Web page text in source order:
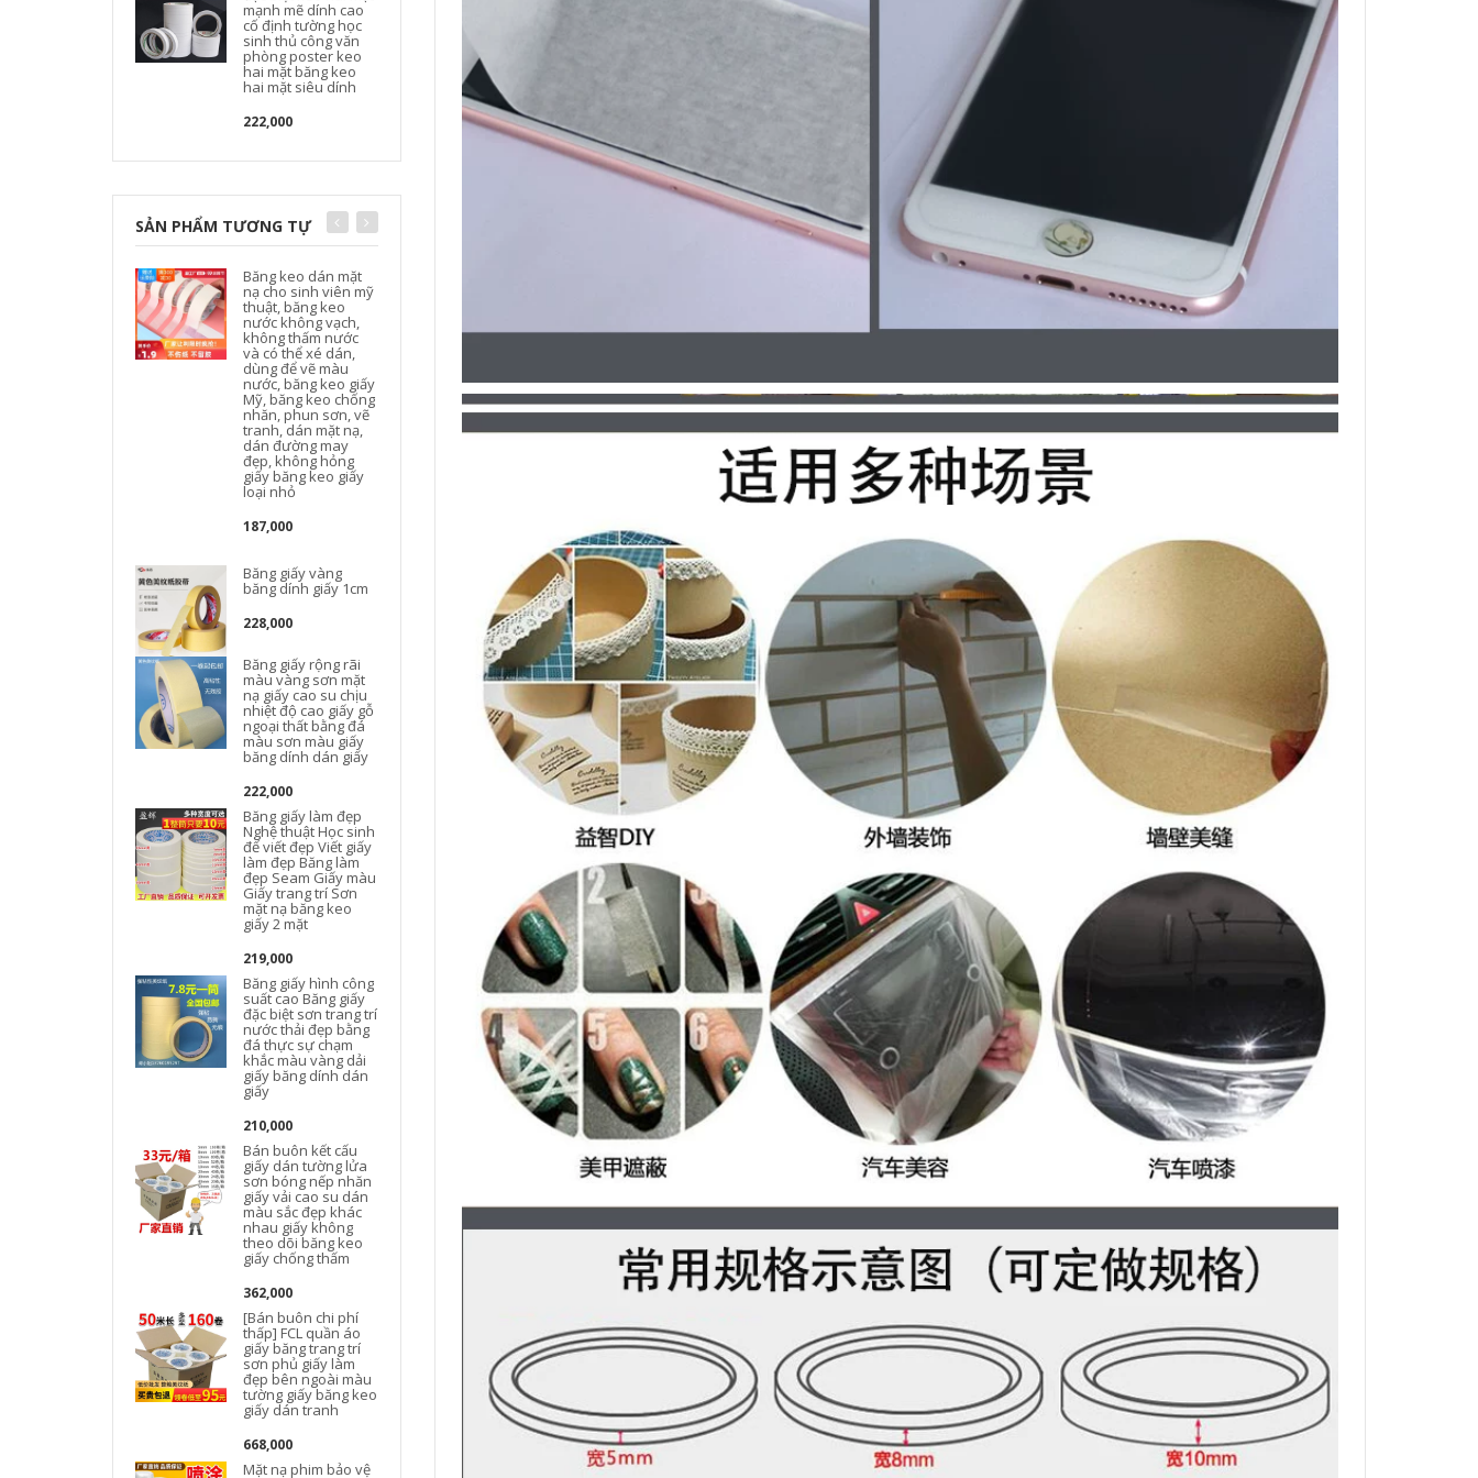
mạnh mẽ dính cao
cố định tường học
sinh thủ công văn
phòng poster keo
hai mặt băng keo
hai mặt siêu dính
222,000
viết được chữ
289,000
nhau giấy làm đẹp
30 mét băng dính
SẢN PHẨM TƯƠNG TỰ
Băng keo dán mặt
nạ cho sinh viên mỹ
thuật, băng keo
nước không vạch,
không thấm nước
và có thể xé dán,
dùng để vẽ màu
nước, băng keo giấy
Mỹ, băng keo chống
nhăn, phun sơn, vẽ
tranh, dán mặt nạ,
dán đường may
đẹp, không hỏng
giấy băng keo giấy
loại nhỏ
187,000
Băng giấy vàng
băng dính giấy 1cm
228,000
Băng giấy rộng rãi
màu vàng sơn mặt
nạ giấy cao su chịu
nhiệt độ cao giấy gỗ
ngoại thất bằng đá
màu sơn màu giấy
băng dính dán giấy
222,000
Băng giấy làm đẹp
Nghệ thuật Học sinh
để viết đẹp Viết giấy
làm đẹp Băng làm
đẹp Seam Giấy màu
Giấy trang trí Sơn
mặt nạ băng keo
giấy 2 mặt
219,000
Băng giấy hình công
suất cao Băng giấy
đặc biệt sơn trang trí
nước thải đẹp bằng
đá thực sự chạm
khắc màu vàng dải
giấy băng dính dán
giấy
210,000
Bán buôn kết cấu
giấy dán tường lửa
sơn bóng nếp nhăn
giấy vải cao su dán
màu sắc đẹp khác
nhau giấy không
theo dõi băng keo
giấy chống thấm
362,000
[Bán buôn chi phí
thấp] FCL quần áo
giấy băng trang trí
sơn phủ giấy làm
đẹp bên ngoài màu
tường giấy băng keo
giấy dán tranh
668,000
Mặt nạ phim bảo vệ
Trang trí Sơn Mặt nạ
215,000
Làm đẹp Seam Giấy
Trang trí Sơn Mặt nạ
Điểm Giấy màu
băng dính giấy
215,000
Beauty Paper Băng
Sơn Sơn mạch PCB
Đặc biệt Nhiệt độ
cao Đỏ Băng giấy
composite băng keo
giấy dán veneer
199,000
Băng keo màu vàng
dính cao Giấy sơn
xe sơn mặt nạ đẹp
May nhiệt độ cao
Trint sơn màu giấy
băng dính giấy cuộn
Nhật Bản nhập khẩu
và giấy kết cấu băng
giấy có độ nhớt cao
nhiệt độ bóng đẹp
may không có giấy
vàng còn sót lại
băng keo giấy màu
197,000
Ying Hui màu xanh
lá cây và giấy làm
đẹp giấy cuốn đầy
màu sắc Xem giấy
trang trí xe phun
sơn nghệ thuật
bang dinh giay
201,000
Băng giấy màu đen
kết cấu Seam Vẻ
đẹp với màu sắc và
băng giấy trang trí
sơn mặt nạ màu
vàng chia giấy 50
bằng tay xé băng
50 mét băng dính
giấy 1cm
282,000
Băng keo dán mặt
nạ Guoqiang, sơn
phun, giấy làm mặt
với giấy đường may
đẹp, không dấu vết,
xé tay, sinh viên mỹ
thuật, giấy tự dính
đặc biệt, trang trí xe
hơi băng keo giấy
nâu
209,000
Băng keo nguyên
hộp bán buôn băng
keo giấy có thể ghi
không có dư lượng
băng keo giấy 2 mặt
phác thảo welt bản
vẽ băng giấy chiều
rộng trang trí xe
phun xé tay liền
mạch mặt nạ giấy
dán tùy chỉnh băng
keo giấy khổ lớn
1,012,000
Băng keo 3M2308
Băng keo mặt nạ 3M
Băng keo tách băng
keo dán không dư
Băng keo một mặt
dài 50 mét Trong tài
nạ 3M2310, băng
keo giấy 3m, băng
keo dán chuyên
dụng cho ô tô chịu
nhiệt độ cao, dễ xé,
không bám cặn,
đẹp xe băng dán
giấy
209,000
Băng keo dán mặt
nạ Mi Leqi có thể
viết tách màu keo